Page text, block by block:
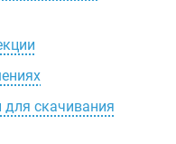
скачивания